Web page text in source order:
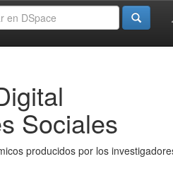
Sociales
producidos por los